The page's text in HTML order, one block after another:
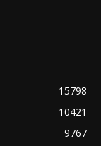
15798
10421
9767